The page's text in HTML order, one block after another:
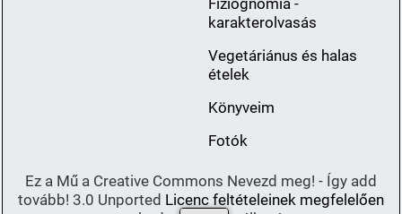
karakterolvasás
Vegetáriánus és halas
ételek
Könyveim
Fotók
Ez a Mű a Creative Commons Nevezd meg! - Így add
tovább! 3.0 Unported Licenc feltételeinek megfelelően